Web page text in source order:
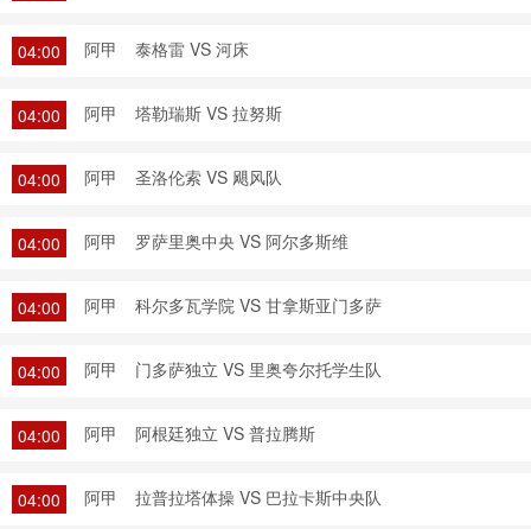
04:00 阿甲 泰格雷 VS 河床
04:00 阿甲 塔勒瑞斯 VS 拉努斯
04:00 阿甲 圣洛伦索 VS 飓风队
04:00 阿甲 罗萨里奥中央 VS 阿尔多斯维
04:00 阿甲 科尔多瓦学院 VS 甘拿斯亚门多萨
04:00 阿甲 门多萨独立 VS 里奥夸尔托学生队
04:00 阿甲 阿根廷独立 VS 普拉腾斯
04:00 阿甲 拉普拉塔体操 VS 巴拉卡斯中央队